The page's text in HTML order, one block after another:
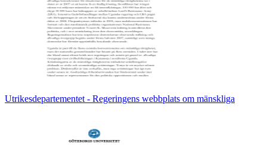
Utrikesdepartementet - Regeringens webbplats om mänskliga